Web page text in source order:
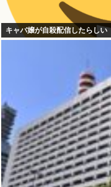
キャバ嬢が自殺配信したらしい